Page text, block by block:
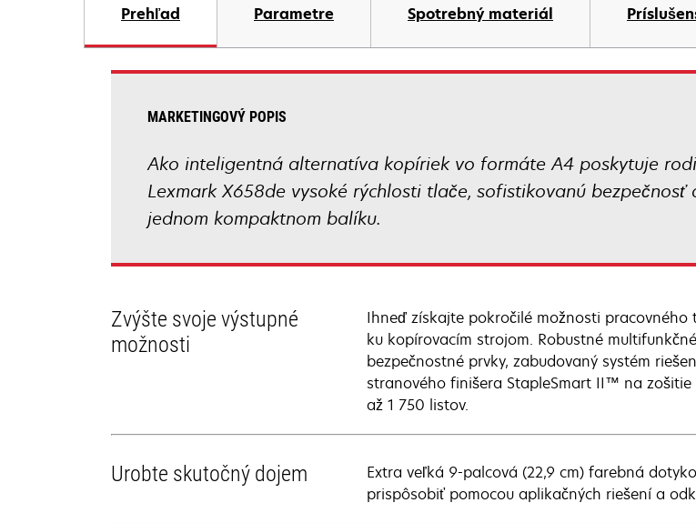
Prehľad Parametre Spotrebný materiál
MARKETINGOVÝ POPIS
Ako inteligentná alternatíva kopíriek vo formáte A4 poskytuje
Lexmark X658de vysoké rýchlosti tlače, sofistikovanú
jednom kompaktnom balíku.
Zvýšte svoje výstupné
možnosti
Ihneď získajte pokročilé možnosti
ku kopírovacím strojom. Robustné
bezpečnostné prvky, zabudovaný systém
stranového finišera StapleSmart II™ na
až 1 750 listov.
Urobte skutočný dojem
Extra veľká 9-palcová (22,9 cm) farebná
prispôsobiť pomocou aplikačných riešení a